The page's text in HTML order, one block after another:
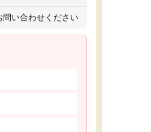
問い合わせください